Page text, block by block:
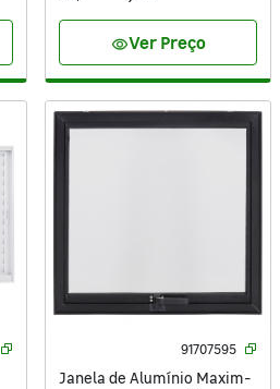
visibilityVer Preço
91707595
Janela de Alumínio Maxim-